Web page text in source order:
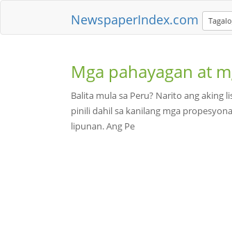
NewspaperIndex.com
Mga pahayagan at
Balita mula sa Peru? Narito ang aking
pinili dahil sa kanilang mga
lipunan. Ang Pe